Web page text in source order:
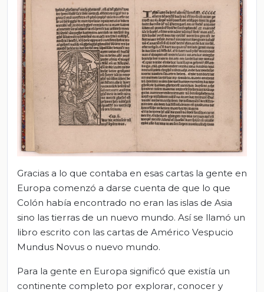
Gracias a lo que contaba en esas cartas la gente en
Europa comenzó a darse cuenta de que lo que
Colón había encontrado no eran las islas de Asia
sino las tierras de un nuevo mundo. Así se llamó un
libro escrito con las cartas de Américo Vespucio
Mundus Novus o nuevo mundo.
Para la gente en Europa significó que existía un
continente completo por explorar, conocer y